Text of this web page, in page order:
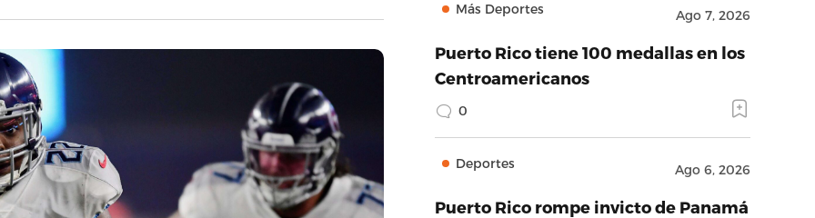
Más Deportes Ago 7, 2026
Puerto Rico tiene 100 medallas en los
Centroamericanos
0
Deportes Ago 6, 2026
Puerto Rico rompe invicto de Panamá